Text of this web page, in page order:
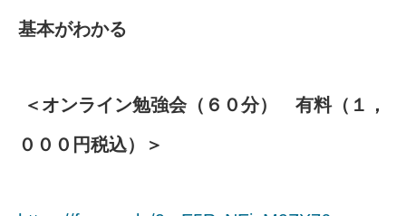
基本がわかる
＜オンライン勉強会（６０分） 有料（１，
０００円税込）＞